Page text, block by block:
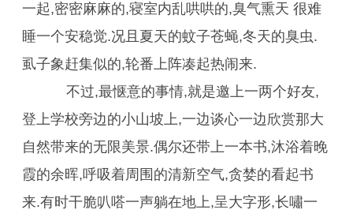
一起,密密麻麻的,寝室内乱哄哄的,臭气熏天 很难
睡一个安稳觉.况且夏天的蚊子苍蝇,冬天的臭虫.
虱子象赶集似的,轮番上阵凑起热闹来.
不过,最惬意的事情,就是邀上一两个好友,
登上学校旁边的小山坡上,一边谈心一边欣赏那大
自然带来的无限美景.偶尔还带上一本书,沐浴着晚
霞的余晖,呼吸着周围的清新空气,贪婪的看起书
来.有时干脆叭嗒一声躺在地上,呈大字形,长嘯一